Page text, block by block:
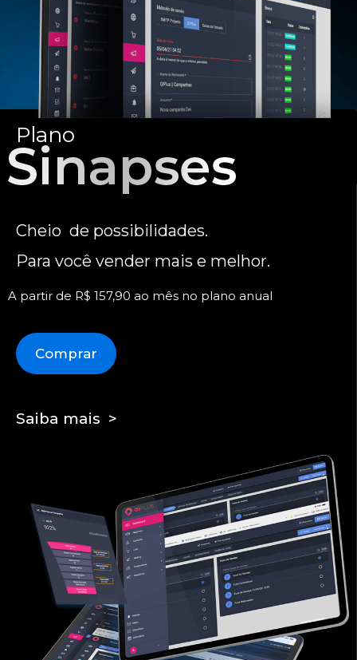
Plano
Cheio de possibilidades.
Para você vender mais e melhor.
A partir de R$ 157,90 ao mês no plano anual
Comprar
Saiba mais >